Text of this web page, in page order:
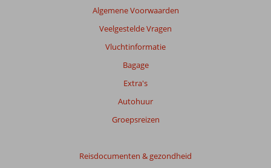
Algemene Voorwaarden
Veelgestelde Vragen
Vluchtinformatie
Bagage
Extra's
Autohuur
Groepsreizen
Reisdocumenten & gezondheid